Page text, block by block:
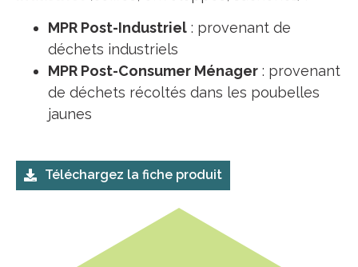
MPR Post-Industriel : provenant de
déchets industriels
MPR Post-Consumer Ménager : provenant
de déchets récoltés dans les poubelles
jaunes
Téléchargez la fiche produit